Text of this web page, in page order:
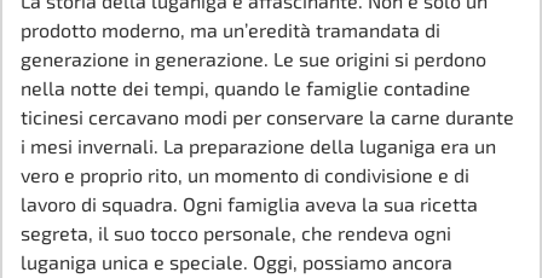
prodotto moderno, ma un’eredità tramandata di
generazione in generazione. Le sue origini si perdono
nella notte dei tempi, quando le famiglie contadine
ticinesi cercavano modi per conservare la carne durante
i mesi invernali. La preparazione della luganiga era un
vero e proprio rito, un momento di condivisione e di
lavoro di squadra. Ogni famiglia aveva la sua ricetta
segreta, il suo tocco personale, che rendeva ogni
luganiga unica e speciale. Oggi, possiamo ancora